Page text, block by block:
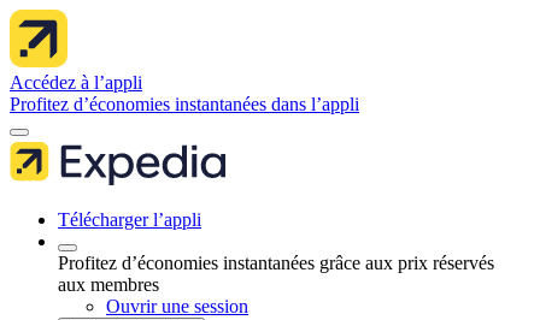
Accédez à l’appli
Profitez d’économies instantanées dans l’appli
Télécharger l’appli
Profitez d’économies instantanées grâce aux prix réservés
aux membres
Ouvrir une session